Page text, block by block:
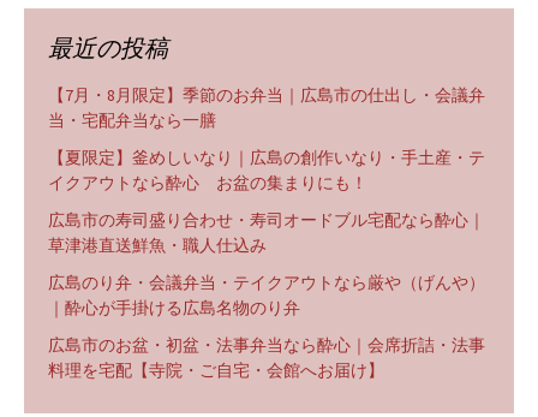
最近の投稿
【7月・8月限定】季節のお弁当｜広島市の仕出し・会議弁
当・宅配弁当なら一膳
【夏限定】釜めしいなり｜広島の創作いなり・手土産・テ
イクアウトなら酔心 お盆の集まりにも！
広島市の寿司盛り合わせ・寿司オードブル宅配なら酔心｜
草津港直送鮮魚・職人仕込み
広島のり弁・会議弁当・テイクアウトなら厳や（げんや）
｜酔心が手掛ける広島名物のり弁
広島市のお盆・初盆・法事弁当なら酔心｜会席折詰・法事
料理を宅配【寺院・ご自宅・会館へお届け】